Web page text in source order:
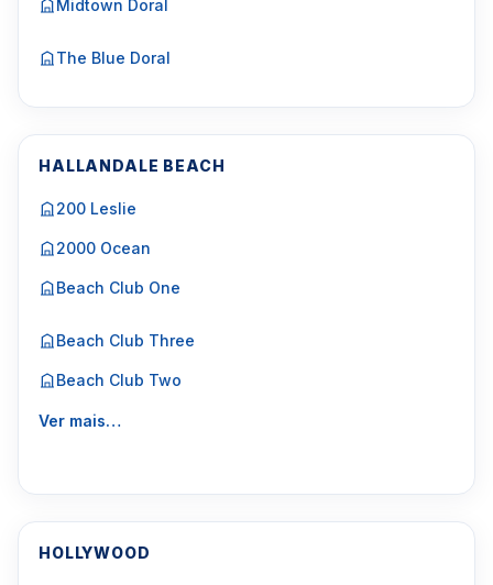
Midtown Doral
The Blue Doral
HALLANDALE BEACH
200 Leslie
2000 Ocean
Beach Club One
Beach Club Three
Beach Club Two
Ver mais…
HOLLYWOOD